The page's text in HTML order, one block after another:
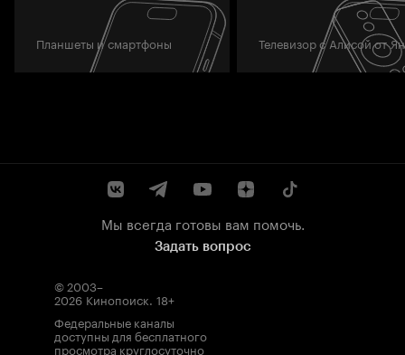
Планшеты и смартфоны Телевизор с Алисой от
Мы всегда готовы вам помочь.
Задать вопрос
© 2003–
2026 Кинопоиск. 18+
Федеральные каналы
доступны для бесплатного
просмотра круглосуточно